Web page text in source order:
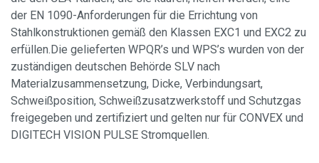
der EN 1090-Anforderungen für die Errichtung von
Stahlkonstruktionen gemäß den Klassen EXC1 und EXC2 zu
erfüllen.Die gelieferten WPQR’s und WPS’s wurden von der
zuständigen deutschen Behörde SLV nach
Materialzusammensetzung, Dicke, Verbindungsart,
Schweißposition, Schweißzusatzwerkstoff und Schutzgas
freigegeben und zertifiziert und gelten nur für CONVEX und
DIGITECH VISION PULSE Stromquellen.